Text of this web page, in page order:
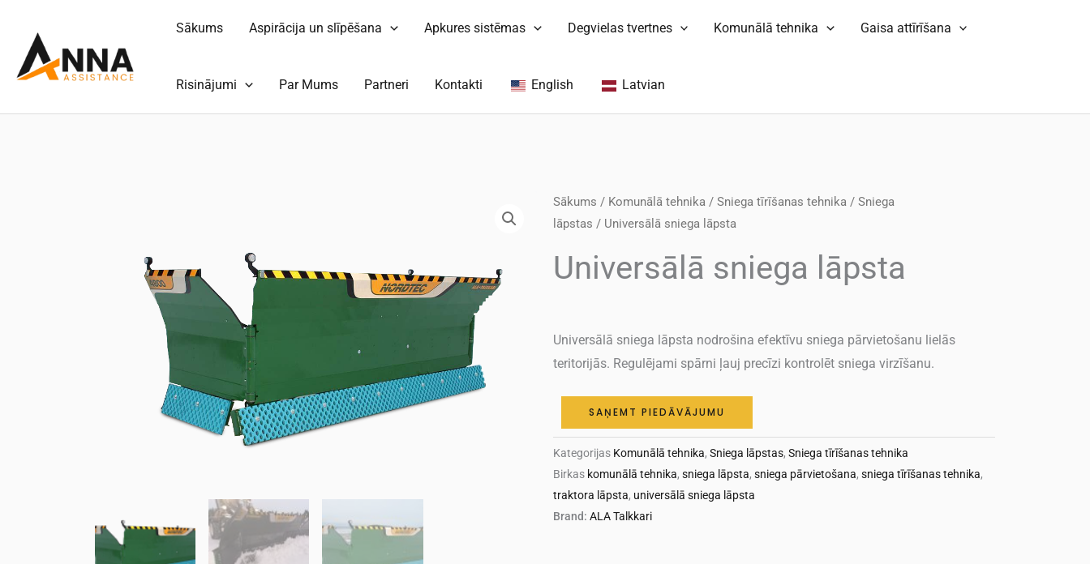
saturu
Sākums Aspirācija un slīpēšana Apkures sistēmas Degvielas tvertnes Komunālā tehnika Gaisa attīrīšana
Risinājumi Par Mums Partneri Kontakti English Latvian
Sākums / Komunālā tehnika / Sniega tīrīšanas tehnika / Sniega
lāpstas / Universālā sniega lāpsta
Universālā sniega lāpsta
Universālā sniega lāpsta nodrošina efektīvu sniega pārvietošanu lielās
teritorijās. Regulējami spārni ļauj precīzi kontrolēt sniega virzīšanu.
SAŅEMT PIEDĀVĀJUMU
Kategorijas Komunālā tehnika, Sniega lāpstas, Sniega tīrīšanas tehnika
Birkas komunālā tehnika, sniega lāpsta, sniega pārvietošana, sniega tīrīšanas tehnika,
traktora lāpsta, universālā sniega lāpsta
Brand: ALA Talkkari